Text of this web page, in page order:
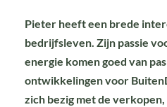
Pieter heeft een brede
bedrijfsleven. Zijn passie
energie komen goed van
ontwikkelingen voor
zich bezig met de